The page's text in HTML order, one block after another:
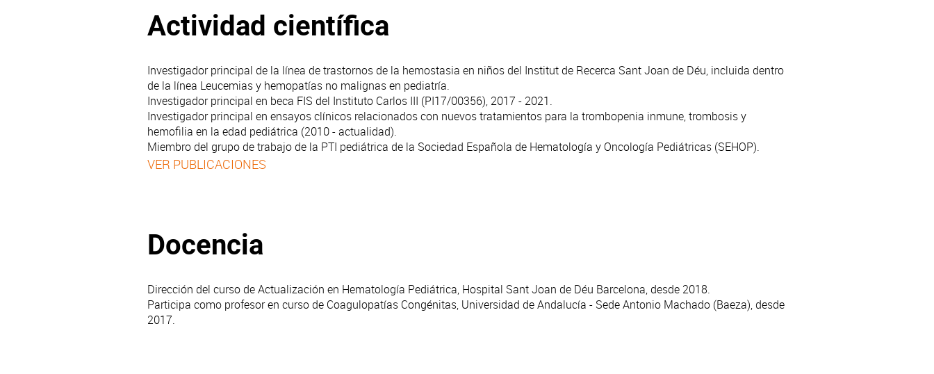
Actividad científica
Investigador principal de la línea de trastornos de la hemostasia en niños del Institut de Recerca Sant Joan de Déu, incluida dentro
de la línea Leucemias y hemopatías no malignas en pediatría.
Investigador principal en beca FIS del Instituto Carlos III (PI17/00356), 2017 - 2021.
Investigador principal en ensayos clínicos relacionados con nuevos tratamientos para la trombopenia inmune, trombosis y
hemofilia en la edad pediátrica (2010 - actualidad).
Miembro del grupo de trabajo de la PTI pediátrica de la Sociedad Española de Hematología y Oncología Pediátricas (SEHOP).
VER PUBLICACIONES
Docencia
Dirección del curso de Actualización en Hematología Pediátrica, Hospital Sant Joan de Déu Barcelona, desde 2018.
Participa como profesor en curso de Coagulopatías Congénitas, Universidad de Andalucía - Sede Antonio Machado (Baeza), desde
2017.